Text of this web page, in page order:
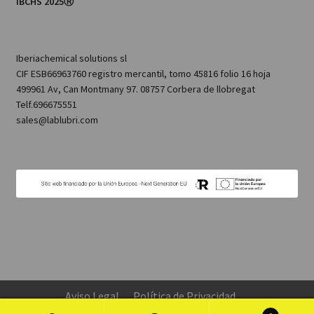
Iberiachemical solutions sl
CIF ESB66963760 registro mercantil, tomo 45816 folio 16 hoja
499961 Av, Can Montmany 97. 08757 Corbera de llobregat
Telf.696675551
sales@lablubri.com
Aviso Legal
Política de Privacidad